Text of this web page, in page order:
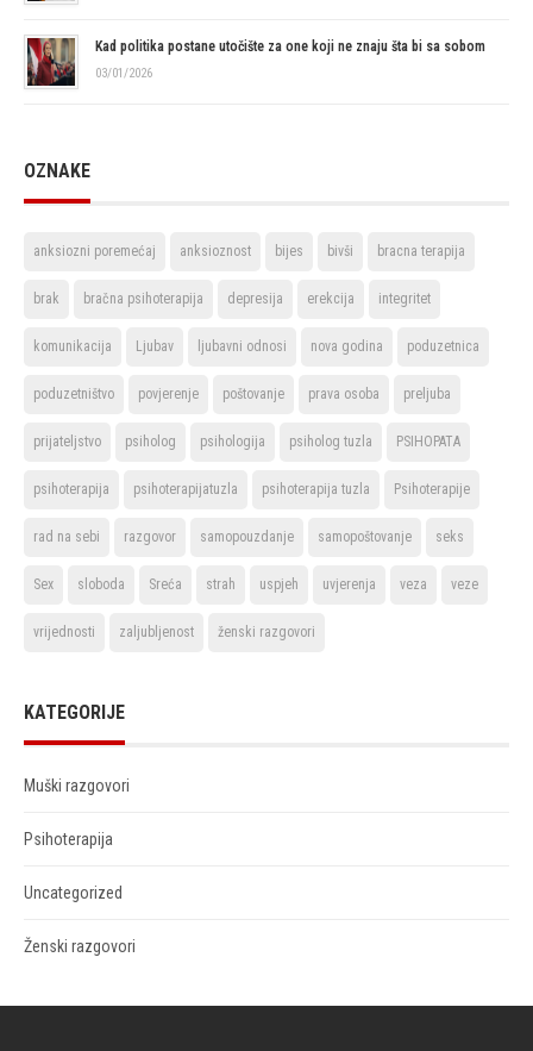
Kad politika postane utočište za one koji ne znaju šta bi sa sobom
03/01/2026
OZNAKE
anksiozni poremećaj anksioznost bijes bivši bracna terapija
brak bračna psihoterapija depresija erekcija integritet
komunikacija Ljubav ljubavni odnosi nova godina poduzetnica
poduzetništvo povjerenje poštovanje prava osoba preljuba
prijateljstvo psiholog psihologija psiholog tuzla PSIHOPATA
psihoterapija psihoterapijatuzla psihoterapija tuzla Psihoterapije
rad na sebi razgovor samopouzdanje samopoštovanje seks
Sex sloboda Sreća strah uspjeh uvjerenja veza veze
vrijednosti zaljubljenost ženski razgovori
KATEGORIJE
Muški razgovori
Psihoterapija
Uncategorized
Ženski razgovori